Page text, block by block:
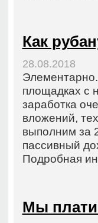
Как
28.08.2018
площадках с
заработка
вложений,
выполним за
пассивный
Подробная
Мы